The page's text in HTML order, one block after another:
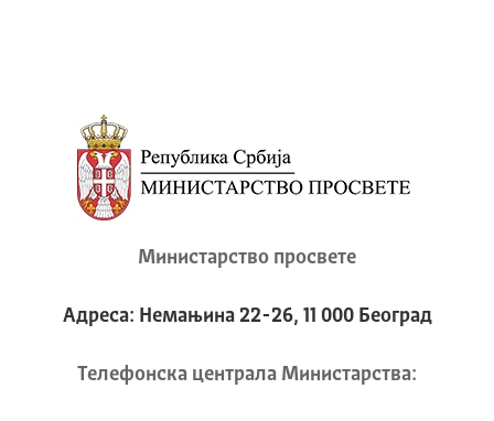
Министарство просвете
Адреса: Немањина 22-26, 11 000 Београд
Телeфонска централа Mинистарства: